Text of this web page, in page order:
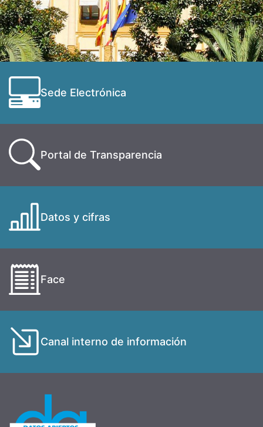
Sede Electrónica
Portal de Transparencia
Datos y cifras
Face
Canal interno de información